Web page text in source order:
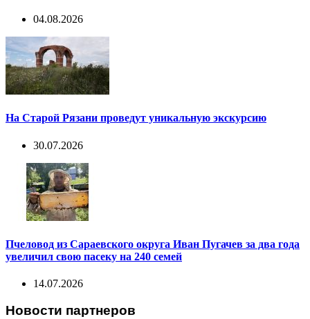
04.08.2026
На Старой Рязани проведут уникальную экскурсию
30.07.2026
Пчеловод из Сараевского округа Иван Пугачев за два года
увеличил свою пасеку на 240 семей
14.07.2026
Новости партнеров